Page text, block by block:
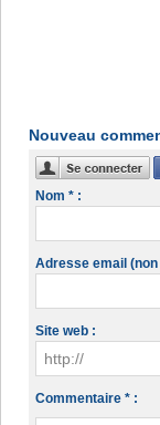
Nouveau
Nom * :
Adresse email (non
Site web :
Commentaire * :